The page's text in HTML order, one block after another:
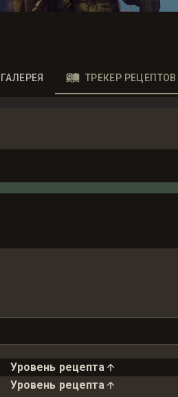
ГАЛЕРЕЯ ТРЕКЕР
Уровень рецепта
Уровень рецепта